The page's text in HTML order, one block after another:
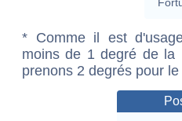
* Comme il est
moins de 1 degré de la
prenons 2 degrés pour